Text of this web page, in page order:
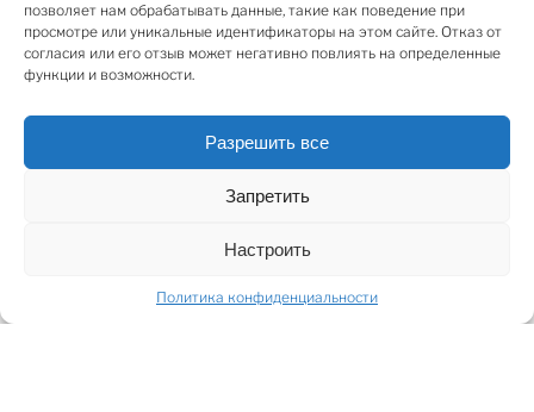
позволяет нам обрабатывать данные, такие как поведение при
просмотре или уникальные идентификаторы на этом сайте. Отказ от
согласия или его отзыв может негативно повлиять на определенные
функции и возможности.
Разрешить все
Запретить
Настроить
Политика конфиденциальности
ПОДЕЛИТЬСЯ